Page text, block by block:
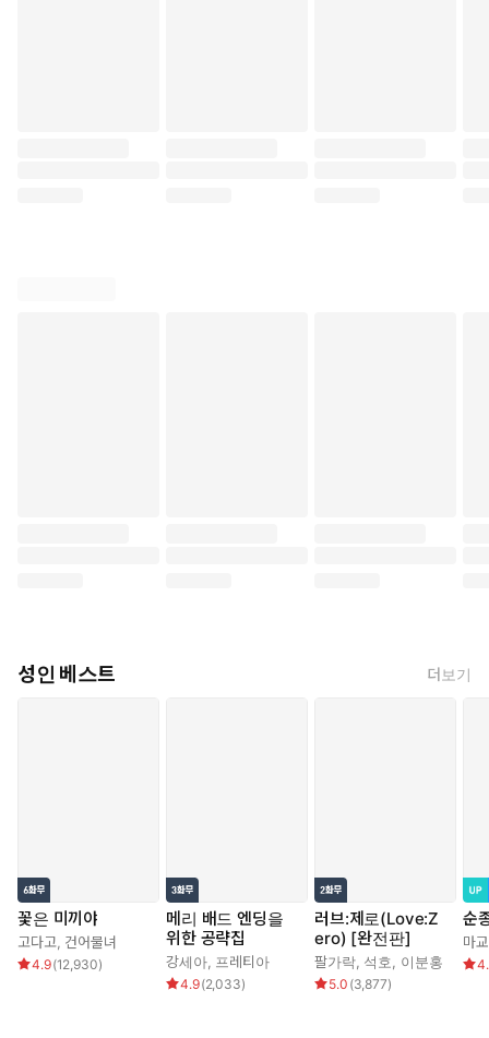
성인 베스트 더보기
꽃은 미끼야
고다고, 건어물녀
4.9(12,930)
메리 배드 엔딩을
위한 공략집
강세아, 프레티아
4.9(2,033)
러브:제로(Love:Z
ero) [완전판]
팔가락, 석호, 이분홍
5.0 (3,877)
순
마